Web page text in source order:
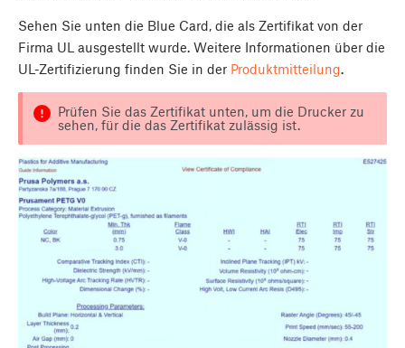
Sehen Sie unten die Blue Card, die als Zertifikat von der
Firma UL ausgestellt wurde. Weitere Informationen über die
UL-Zertifizierung finden Sie in der Produktmitteilung.
Prüfen Sie das Zertifikat unten, um die Drucker zu
sehen, für die das Zertifikat zulässig ist.